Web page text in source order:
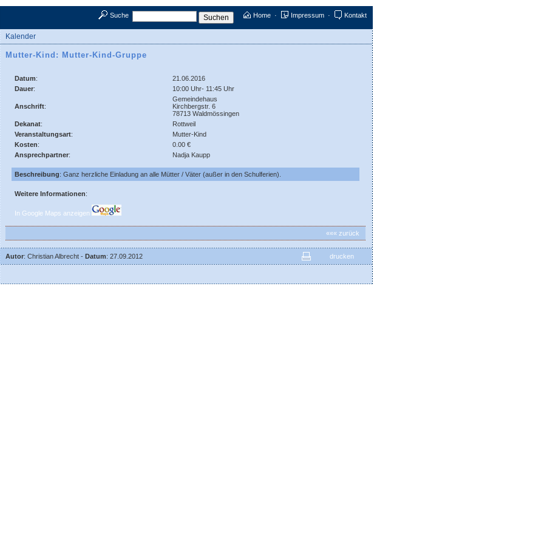
Home · Impressum · Kontakt
Suche
Kalender
Mutter-Kind: Mutter-Kind-Gruppe
Datum:
21.06.2016
Dauer: 10:00 Uhr- 11:45 Uhr
Anschrift:
Gemeindehaus
Kirchbergstr. 6
78713 Waldmössingen
Dekanat:
Rottweil
Veranstaltungsart:
Mutter-Kind
Kosten:
0.00 €
Ansprechpartner: Nadja Kaupp
Beschreibung: Ganz herzliche Einladung an alle Mütter / Väter (außer in den Schulferien).
Weitere Informationen:
In Google Maps anzeigen
««« zurück
Autor: Christian Albrecht - Datum: 27.09.2012 drucken